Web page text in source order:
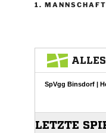
1. MANNSCHAFT